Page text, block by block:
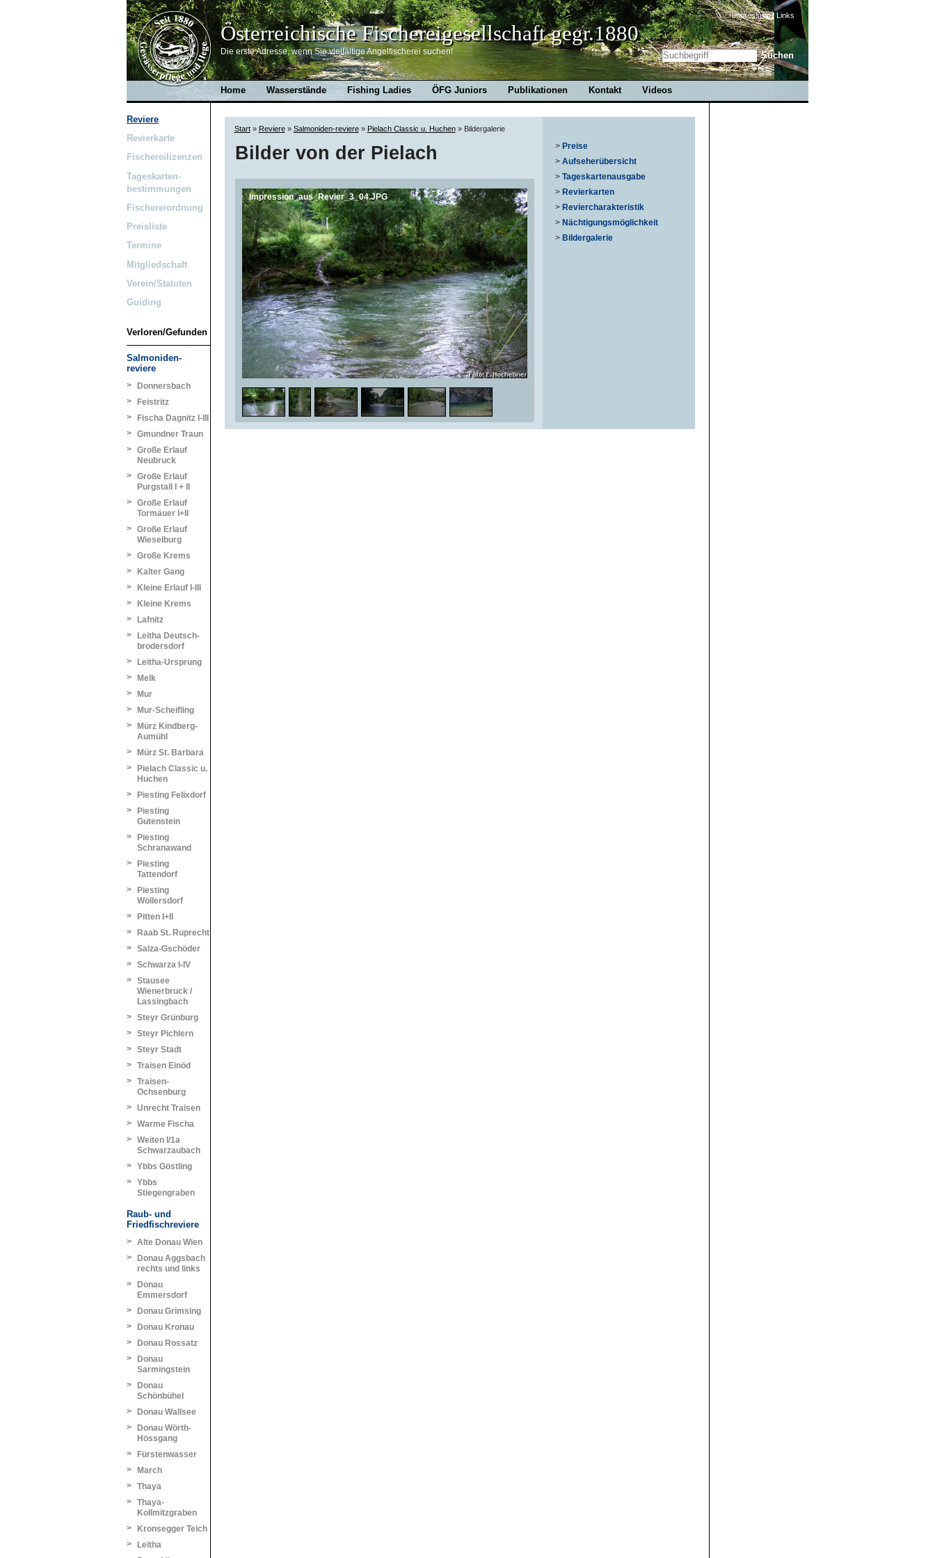
Österreichische Fischereigesellschaft gegr.1880
Die erste Adresse, wenn Sie vielfältige Angelfischerei suchen!
Impressum | Links
Home Wasserstände Fishing Ladies ÖFG Juniors Publikationen Kontakt Videos
Reviere
Revierkarte
Fischereilizenzen
Tageskarten-
bestimmungen
Fischereiordnung
Preisliste
Termine
Mitgliedschaft
Verein/Statuten
Guiding
Verloren/Gefunden
Salmoniden-
reviere
>
Donnersbach
>
Feistritz
>
Fischa Dagnitz I-III
> Gmundner Traun
> Große Erlauf
Neubruck
> Große Erlauf
Purgstall I + II
> Große Erlauf
Tormäuer I+II
> Große Erlauf
Wieselburg
> Große Krems
>
Kalter Gang
>
Kleine Erlauf I-III
>
Kleine Krems
>
Lafnitz
>
Leitha Deutsch-
brodersdorf
>
Leitha-Ursprung
>
Melk
>
Mur
>
Mur-Scheifling
>
Mürz Kindberg-
Aumühl
>
Mürz St. Barbara
>
Pielach Classic u.
Huchen
>
Piesting Felixdorf
>
Piesting
Gutenstein
>
Piesting
Schranawand
>
Piesting
Tattendorf
>
Piesting
Wöllersdorf
>
Pitten I+II
>
Raab St. Ruprecht
> Salza-Gschöder
> Schwarza I-IV
> Stausee
Wienerbruck /
Lassingbach
> Steyr Grünburg
> Steyr Pichlern
> Steyr Stadt
> Traisen Einöd
> Traisen-
Ochsenburg
> Unrecht Traisen
> Warme Fischa
> Weiten I/1a
Schwarzaubach
> Ybbs Göstling
> Ybbs
Stiegengraben
Raub- und
Friedfischreviere
> Alte Donau Wien
>
Donau Aggsbach
rechts und links
>
Donau
Emmersdorf
>
Donau Grimsing
>
Donau Kronau
>
Donau Rossatz
>
Donau
Sarmingstein
>
Donau
Schönbühel
>
Donau Wallsee
>
Donau Wörth-
Hössgang
>
Fürstenwasser
>
March
> Thaya
> Thaya-
Kollmitzgraben
>
Kronsegger Teich
>
Leitha
Start» Reviere» Salmoniden-reviere» Pielach Classic u. Huchen» Bildergalerie
> Preise
> Aufseherübersicht
> Tageskartenausgabe
> Revierkarten
> Reviercharakteristik
> Nächtigungsmöglichkeit
> Bildergalerie
Bilder von der Pielach
Impression_aus_Revier_3_04.JPG